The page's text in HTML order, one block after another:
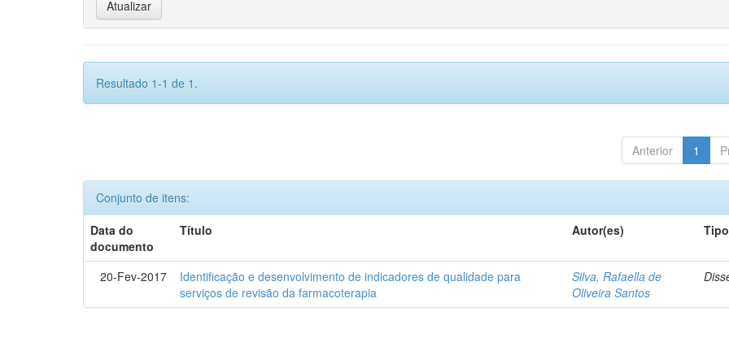
Resultado 1-1 de 1.
Anterior 1
Conjunto de itens:
Data do
documento
Título Autor(es) Tipo
20-Fev-2017
Identificação e desenvolvimento de indicadores de qualidade para
serviços de revisão da farmacoterapia
Silva, Rafaella de
Oliveira Santos